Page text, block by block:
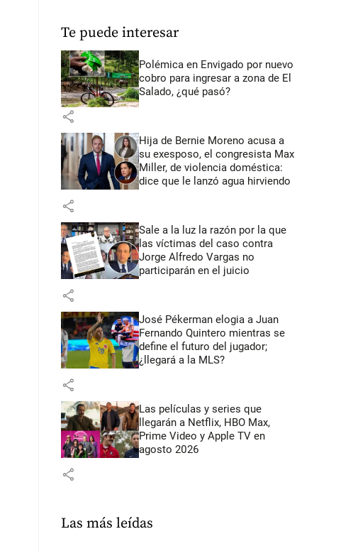
Te puede interesar
Polémica en Envigado por nuevo
cobro para ingresar a zona de El
Salado, ¿qué pasó?
share
Hija de Bernie Moreno acusa a
su exesposo, el congresista Max
Miller, de violencia doméstica:
dice que le lanzó agua hirviendo
share
Sale a la luz la razón por la que
las víctimas del caso contra
Jorge Alfredo Vargas no
participarán en el juicio
share
José Pékerman elogia a Juan
Fernando Quintero mientras se
define el futuro del jugador;
¿llegará a la MLS?
share
Las películas y series que
llegarán a Netflix, HBO Max,
Prime Video y Apple TV en
agosto 2026
share
Las más leídas